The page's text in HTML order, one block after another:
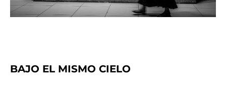
BAJO EL MISMO CIELO